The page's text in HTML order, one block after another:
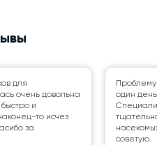
для
очень довольна
и
то исчез
за
один
советую.